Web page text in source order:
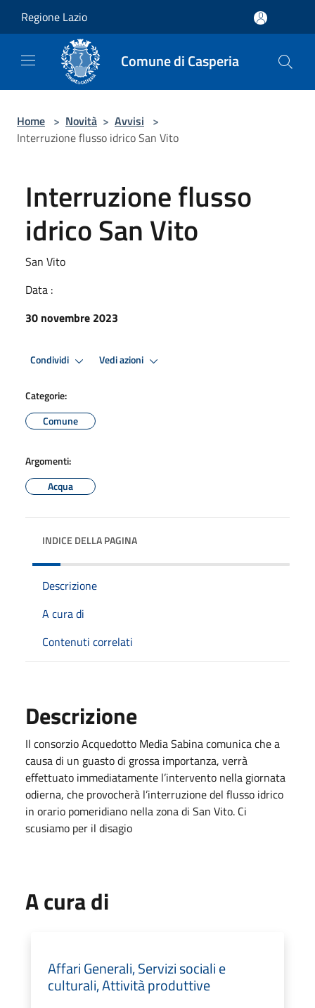
Regione Lazio
Comune di Casperia
Home > Novità > Avvisi >
Interruzione flusso idrico San Vito
Interruzione flusso
idrico San Vito
San Vito
Data :
30 novembre 2023
Condividi Vedi azioni
Categorie:
Comune
Argomenti:
Acqua
INDICE DELLA PAGINA
Descrizione
A cura di
Contenuti correlati
Descrizione
Il consorzio Acquedotto Media Sabina comunica che a
causa di un guasto di grossa importanza, verrà
effettuato immediatamente l’intervento nella giornata
odierna, che provocherà l’interruzione del flusso idrico
in orario pomeridiano nella zona di San Vito. Ci
scusiamo per il disagio
A cura di
Affari Generali, Servizi sociali e
culturali, Attività produttive